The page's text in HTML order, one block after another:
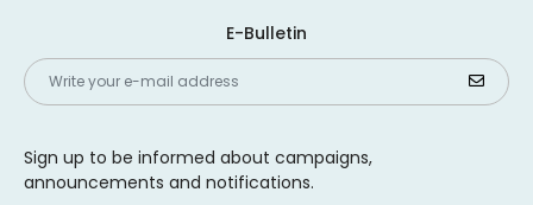
E-Bulletin
Sign up to be informed about campaigns,
announcements and notifications.